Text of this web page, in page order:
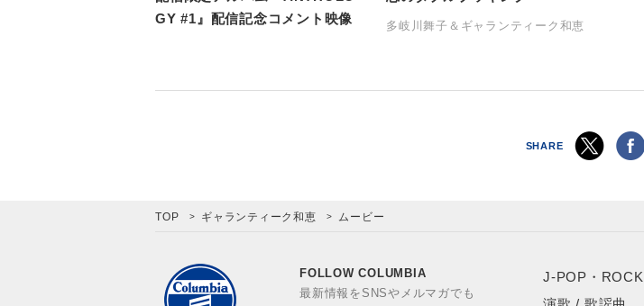
GY #1』配信記念コメント映像
多岐川舞子＆ギャランティーク和恵
SHARE
TOP ギャランティーク和恵 ムービー
FOLLOW COLUMBIA
最新情報をSNSやメルマガでも
J-POP・ROCK